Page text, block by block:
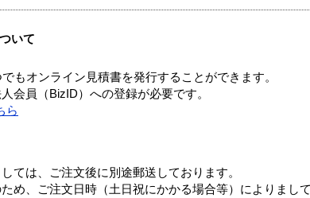
いて
もオンライン見積書を発行することができます。
会員（BizID）への登録が必要です。
ら
ては、ご注文後に別途郵送しております。
め、ご注文日時（土日祝にかかる場合等）によりまし